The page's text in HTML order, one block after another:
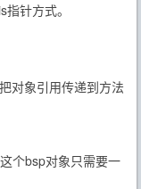
指针方式。
对象引用传递到方法
个bsp对象只需要一